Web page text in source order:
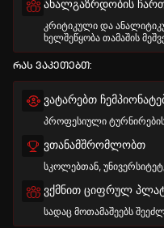
ახალგაზრდობის
კრიტიკული და
ხელშეწყობა თამაშის
რას ვაკეთებთ:
ვატარებთ
პროფესიული
ვთანამშრომლობთ
სკოლებთან,
ვქმნით ციფრულ
სადაც მოთამაშეებს